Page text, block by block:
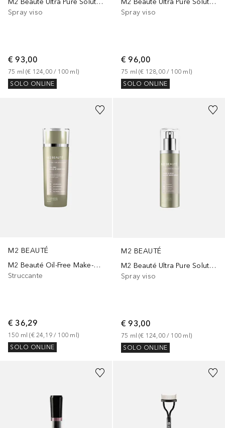
Spray viso
€ 93,00
75 ml (€ 124,00 / 100 ml)
SOLO ONLINE
Spray viso
€ 96,00
75 ml (€ 128,00 / 100 ml)
SOLO ONLINE
M2 BEAUTÉ
M2 Beauté Oil-Free Make-Up Remover (Flacon)
Struccante
€ 36,29
150 ml (€ 24,19 / 100 ml )
SOLO ONLINE
M2 BEAUTÉ
M2 Beauté Ultra Pure Solutions Pearl & Gold Facial Nano Sray
Spray viso
€ 93,00
75 ml (€ 124,00 / 100 ml)
SOLO ONLINE